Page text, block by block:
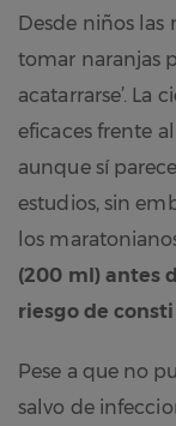
Desde niños las
tomar naranjas
acatarrarse’. La
eficaces frente
aunque sí
estudios, sin
los
(200 ml) antes
riesgo de
Pese a que no
salvo de